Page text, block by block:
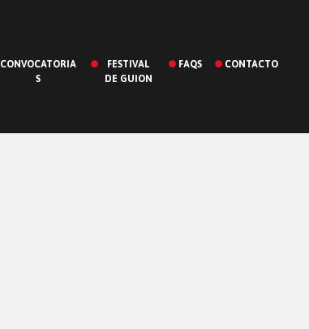
CONVOCATORIA
S
FESTIVAL
DE GUION
FAQS CONTACTO